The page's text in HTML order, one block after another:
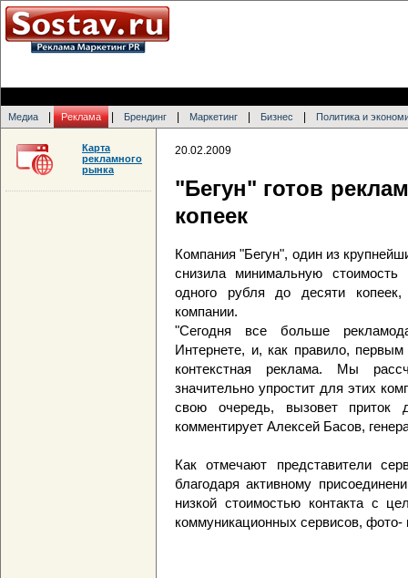
Медиа Реклама Брендинг Маркетинг Бизнес Политика и
20.02.2009
"Бегун" готов
копеек
Компания "Бегун", один из
снизила минимальную
одного рубля до десяти
компании.
"Сегодня все больше
Интернете, и, как правило,
контекстная реклама. Мы
значительно упростит для этих
свою очередь, вызовет приток
комментирует Алексей Басов,
Как отмечают представители
благодаря активному
низкой стоимостью контакта с
коммуникационных сервисов, фото-
Карта
рекламного
рынка